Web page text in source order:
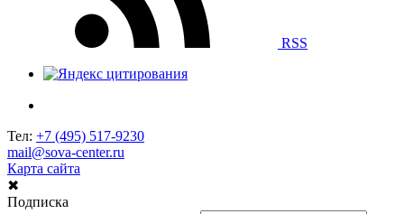
RSS
Тел: +7 (495) 517-9230
mail@sova-center.ru
Карта сайта
✖
Подписка